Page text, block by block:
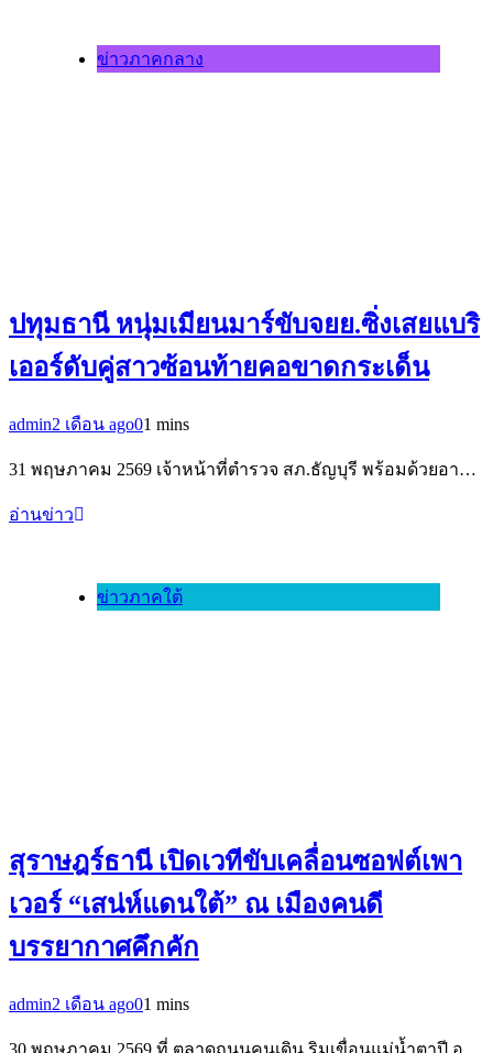
ข่าวภาคกลาง
ปทุมธานี หนุ่มเมียนมาร์ขับจยย.ซิ่งเสยแบริ
เออร์ดับคู่สาวซ้อนท้ายคอขาดกระเด็น
admin2 เดือน ago01 mins
31 พฤษภาคม 2569 เจ้าหน้าที่ตำรวจ สภ.ธัญบุรี พร้อมด้วยอา…
อ่านข่าว
ข่าวภาคใต้
สุราษฎร์ธานี เปิดเวทีขับเคลื่อนซอฟต์เพา
เวอร์ “เสน่ห์แดนใต้” ณ เมืองคนดี
บรรยากาศคึกคัก
admin2 เดือน ago01 mins